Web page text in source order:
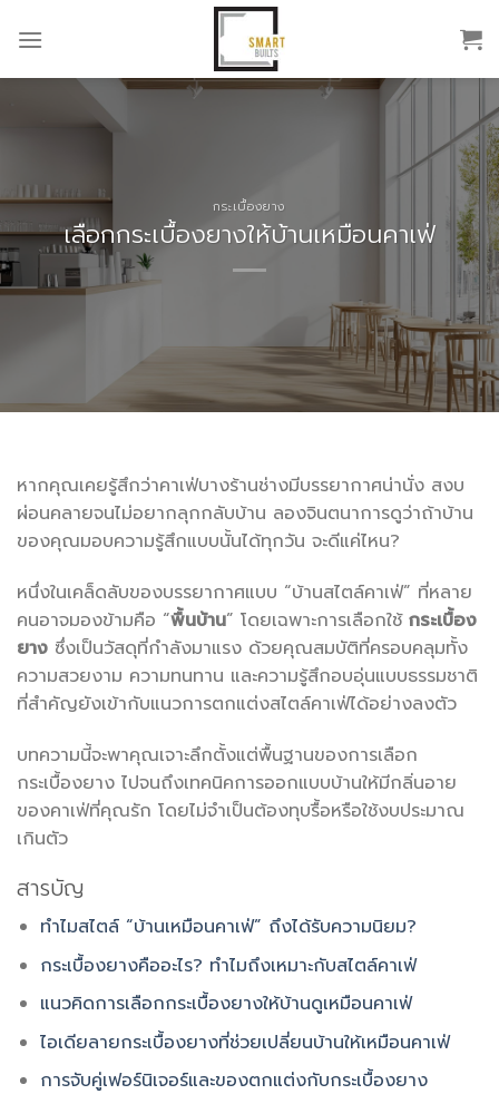
กระเบื้องยาง
เลือกกระเบื้องยางให้บ้านเหมือนคาเฟ่
หากคุณเคยรู้สึกว่าคาเฟ่บางร้านช่างมีบรรยากาศน่านั่ง สงบ
ผ่อนคลายจนไม่อยากลุกกลับบ้าน ลองจินตนาการดูว่าถ้าบ้าน
ของคุณมอบความรู้สึกแบบนั้นได้ทุกวัน จะดีแค่ไหน?
หนึ่งในเคล็ดลับของบรรยากาศแบบ “บ้านสไตล์คาเฟ่” ที่หลาย
คนอาจมองข้ามคือ “พื้นบ้าน” โดยเฉพาะการเลือกใช้ กระเบื้อง
ยาง ซึ่งเป็นวัสดุที่กำลังมาแรง ด้วยคุณสมบัติที่ครอบคลุมทั้ง
ความสวยงาม ความทนทาน และความรู้สึกอบอุ่นแบบธรรมชาติ
ที่สำคัญยังเข้ากับแนวการตกแต่งสไตล์คาเฟ่ได้อย่างลงตัว
บทความนี้จะพาคุณเจาะลึกตั้งแต่พื้นฐานของการเลือก
กระเบื้องยาง ไปจนถึงเทคนิคการออกแบบบ้านให้มีกลิ่นอาย
ของคาเฟ่ที่คุณรัก โดยไม่จำเป็นต้องทุบรื้อหรือใช้งบประมาณ
เกินตัว
สารบัญ
ทำไมสไตล์ “บ้านเหมือนคาเฟ่” ถึงได้รับความนิยม?
กระเบื้องยางคืออะไร? ทำไมถึงเหมาะกับสไตล์คาเฟ่
แนวคิดการเลือกกระเบื้องยางให้บ้านดูเหมือนคาเฟ่
ไอเดียลายกระเบื้องยางที่ช่วยเปลี่ยนบ้านให้เหมือนคาเฟ่
การจับคู่เฟอร์นิเจอร์และของตกแต่งกับกระเบื้องยาง